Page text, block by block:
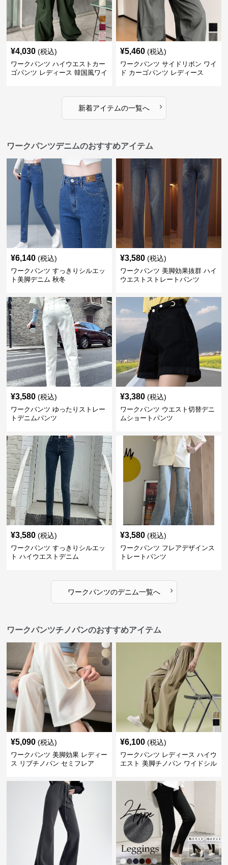
¥4,030 (税込)
ワークパンツ ハイウエストカー
ゴパンツ レディース 韓国風ワイ
¥5,460 (税込)
ワークパンツ サイドリボン ワイ
ド カーゴパンツ レディース
新着アイテムの一覧へ ›
ワークパンツデニムのおすすめアイテム
¥6,140 (税込)
ワークパンツ すっきりシルエッ
ト美脚デニム 秋冬
¥3,580 (税込)
ワークパンツ 美脚効果抜群 ハイ
ウエストストレートパンツ
¥3,580 (税込)
ワークパンツ ゆったりストレー
トデニムパンツ
¥3,380 (税込)
ワークパンツ ウエスト切替デニ
ムショートパンツ
¥3,580 (税込)
ワークパンツ すっきりシルエッ
ト ハイウエストデニム
¥3,580 (税込)
ワークパンツ フレアデザインス
トレートパンツ
ワークパンツのデニム一覧へ ›
ワークパンツチノパンのおすすめアイテム
¥5,090 (税込)
ワークパンツ 美脚効果 レディー
ス リブチノパン セミフレア
¥6,100 (税込)
ワークパンツ レディース ハイウ
エスト 美脚チノパン ワイドシル